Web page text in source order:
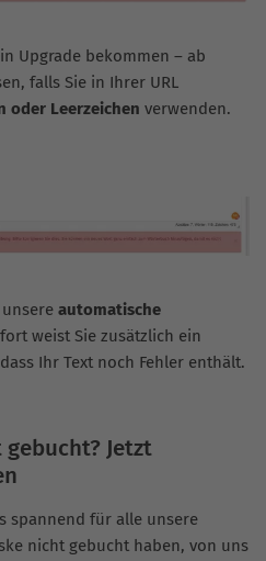
Upgrade bekommen – ab
falls Sie in Ihrer URL
oder Leerzeichen verwenden.
automatische
weist Sie zusätzlich ein
Ihr Text noch Fehler enthält.
Jetzt
spannend für alle unsere
nicht gebucht haben, von uns